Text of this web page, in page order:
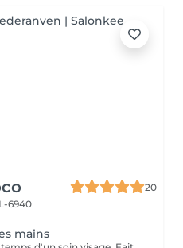
20
6940
mains